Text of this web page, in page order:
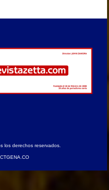
los derechos reservados.